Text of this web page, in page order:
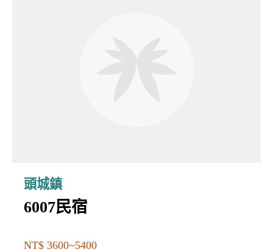
頭城鎮
6007民宿
NT$ 3600~5400